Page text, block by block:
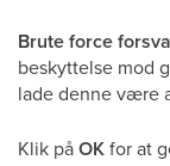
Brute force
beskyttelse mod
lade denne være
Klik påOKfor at